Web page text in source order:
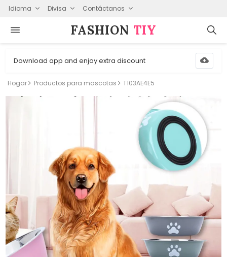
Idioma Divisa Contáctanos
FASHION⁠ TIY
Download app and enjoy extra discount
Hogar Productos para mascotas T103AE4E5